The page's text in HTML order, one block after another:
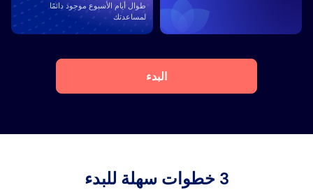
طوال أيام الأسبوع موجود دائمًا
لمساعدتك
البدء
3 خطوات سهلة للبدء